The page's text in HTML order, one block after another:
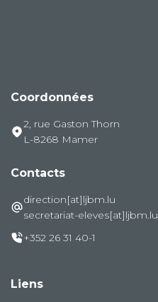
Coordonnées
2, rue Gaston Thorn
L-8268 Mamer
Contacts
direction[at]ljbm.lu
secretariat-eleves[at]ljbm.lu
+352 26 31 40-1
Liens